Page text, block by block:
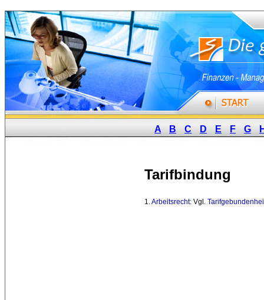
A B C D E F G
Tarifbindung
1. Arbeitsrecht: Vgl.